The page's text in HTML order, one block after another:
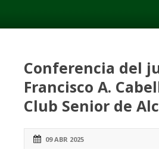
Conferencia del
Francisco A.
Club Senior de
09 ABR 2025